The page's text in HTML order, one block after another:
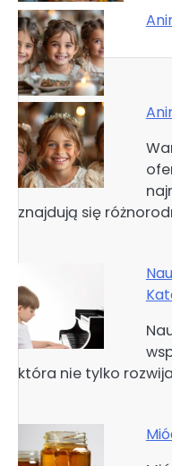
znajdują się
która nie tylko
wpisu